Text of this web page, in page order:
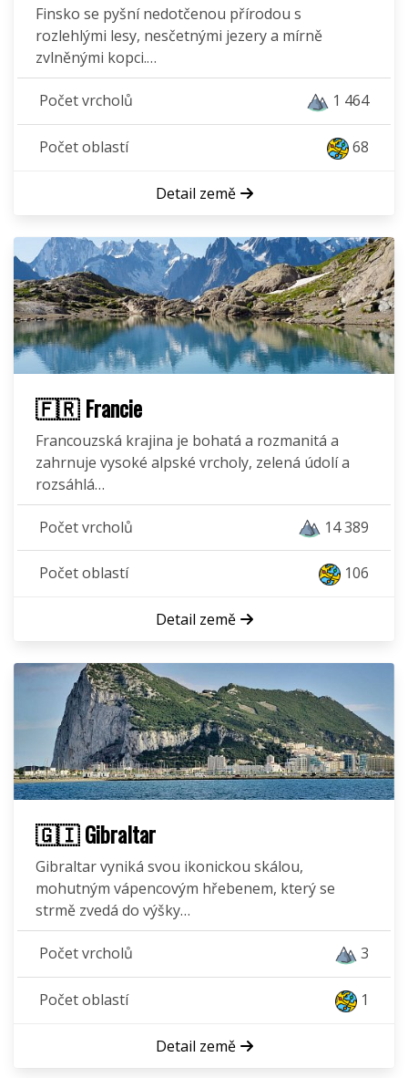
Finsko se pyšní nedotčenou přírodou s
rozlehlými lesy, nesčetnými jezery a mírně
zvlněnými kopci.…
Počet vrcholů 1 464
Počet oblastí 68
Detail země
🇫🇷 Francie
Francouzská krajina je bohatá a rozmanitá a
zahrnuje vysoké alpské vrcholy, zelená údolí a
rozsáhlá…
Počet vrcholů 14 389
Počet oblastí 106
Detail země
🇬🇮 Gibraltar
Gibraltar vyniká svou ikonickou skálou,
mohutným vápencovým hřebenem, který se
strmě zvedá do výšky…
Počet vrcholů 3
Počet oblastí 1
Detail země